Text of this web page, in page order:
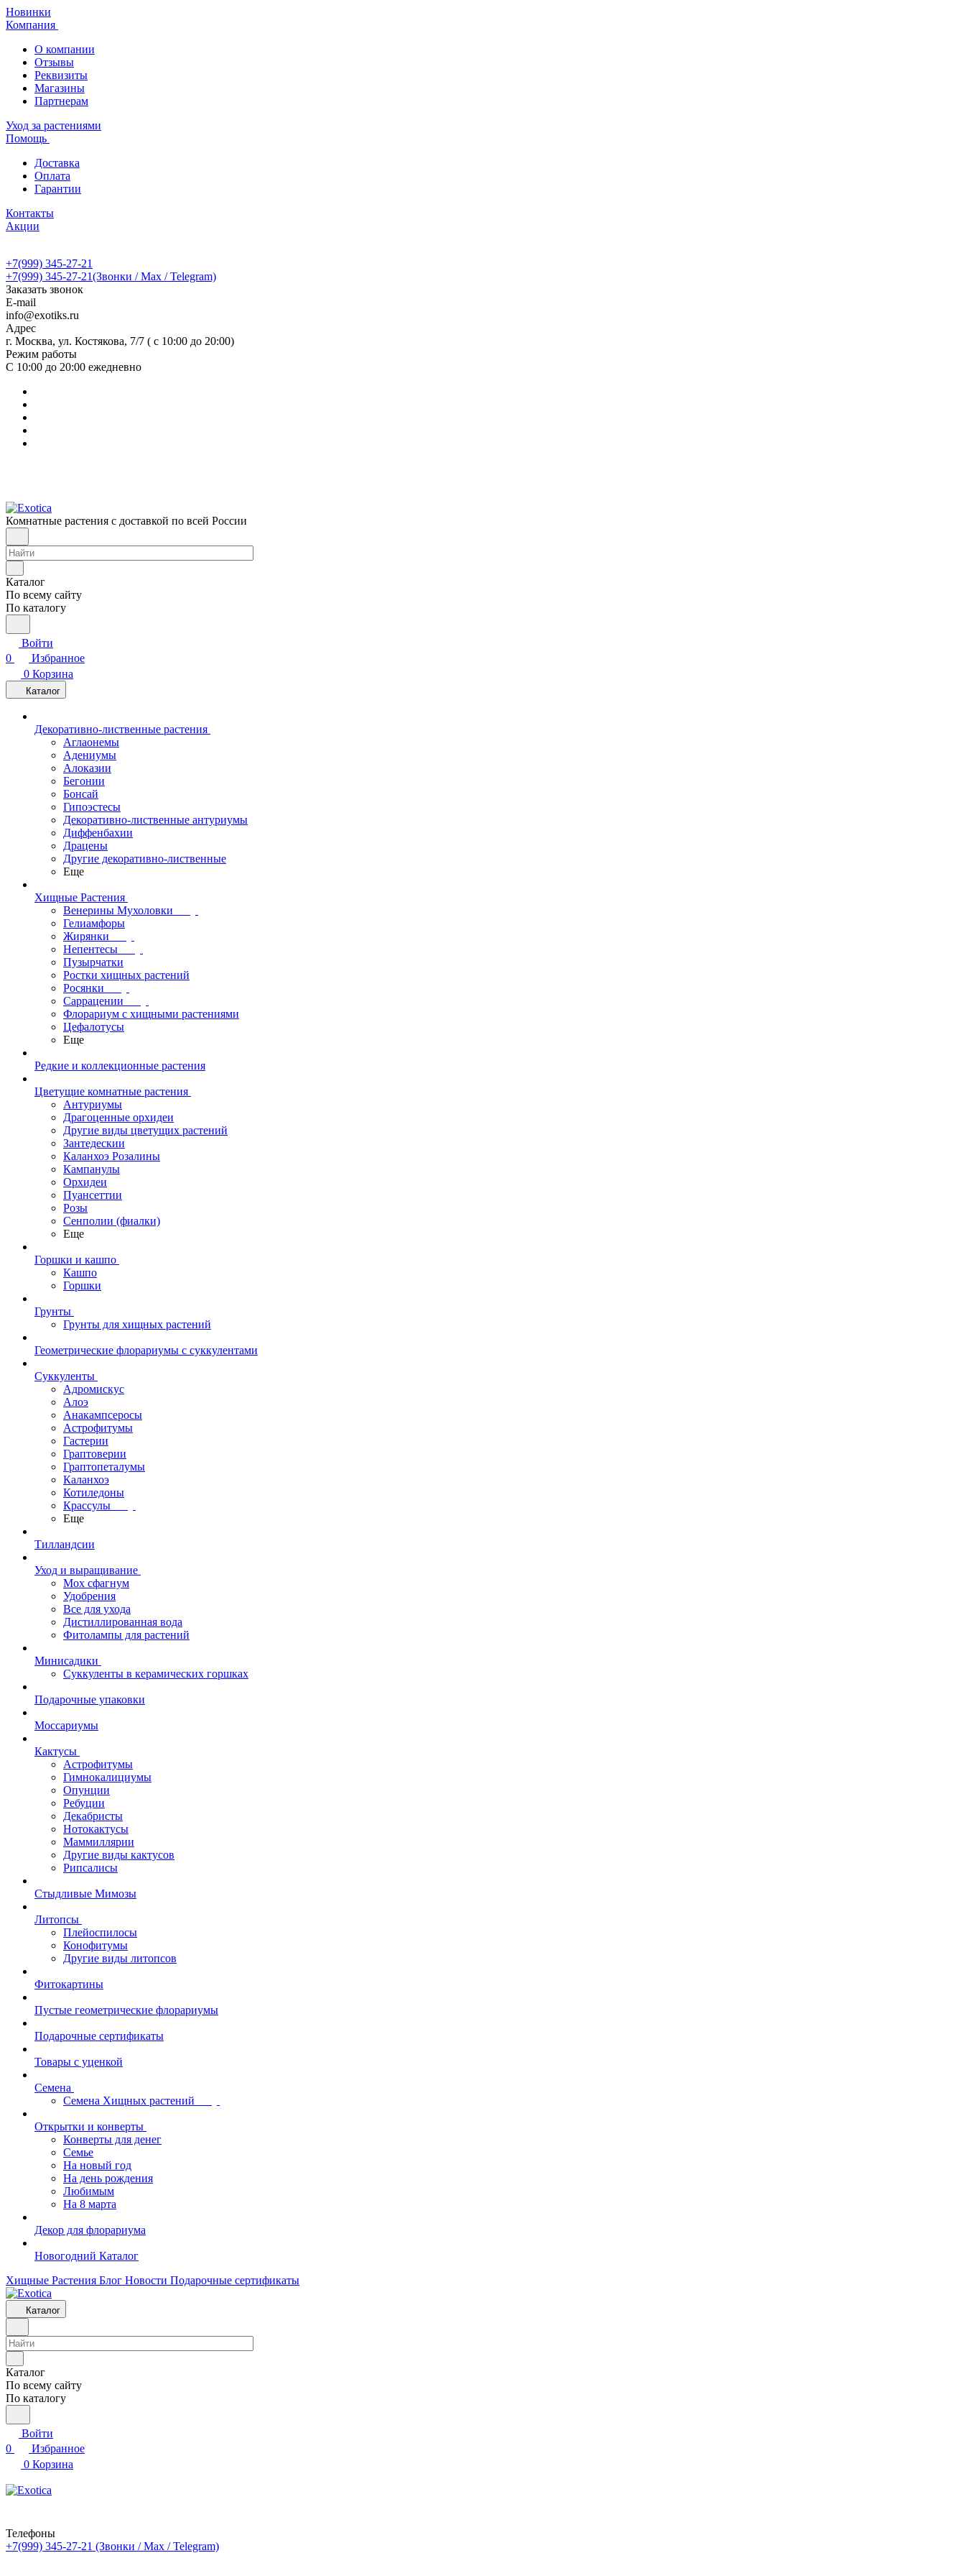
Новинки
Компания
О компании
Отзывы
Реквизиты
Магазины
Партнерам
Уход за растениями
Помощь
Доставка
Оплата
Гарантии
Контакты
Акции
+7(999) 345-27-21
+7(999) 345-27-21(Звонки / Max / Telegram)
Заказать звонок
E-mail
info@exotiks.ru
Адрес
г. Москва, ул. Костякова, 7/7 ( с 10:00 до 20:00)
Режим работы
С 10:00 до 20:00 ежедневно
Комнатные растения с доставкой по всей России
Каталог
По всему сайту
По каталогу
Войти
0
Избранное
0 Корзина
Каталог
Декоративно-лиственные растения
Аглаонемы
Адениумы
Алоказии
Бегонии
Бонсай
Гипоэстесы
Декоративно-лиственные антуриумы
Диффенбахии
Драцены
Другие декоративно-лиственные
Еще
Хищные Растения
Венерины Мухоловки
Гелиамфоры
Жирянки
Непентесы
Пузырчатки
Ростки хищных растений
Росянки
Саррацении
Флорариум с хищными растениями
Цефалотусы
Еще
Редкие и коллекционные растения
Цветущие комнатные растения
Антуриумы
Драгоценные орхидеи
Другие виды цветущих растений
Зантедескии
Каланхоэ Розалины
Кампанулы
Орхидеи
Пуансеттии
Розы
Сенполии (фиалки)
Еще
Горшки и кашпо
Кашпо
Горшки
Грунты
Грунты для хищных растений
Геометрические флорариумы с суккулентами
Суккуленты
Адромискус
Алоэ
Анакампсеросы
Астрофитумы
Гастерии
Граптоверии
Граптопеталумы
Каланхоэ
Котиледоны
Крассулы
Еще
Тилландсии
Уход и выращивание
Мох сфагнум
Удобрения
Все для ухода
Дистиллированная вода
Фитолампы для растений
Минисадики
Суккуленты в керамических горшках
Подарочные упаковки
Моссариумы
Кактусы
Астрофитумы
Гимнокалициумы
Опунции
Ребуции
Декабристы
Нотокактусы
Маммиллярии
Другие виды кактусов
Рипсалисы
Стыдливые Мимозы
Литопсы
Плейоспилосы
Конофитумы
Другие виды литопсов
Фитокартины
Пустые геометрические флорариумы
Подарочные сертификаты
Товары с уценкой
Семена
Семена Хищных растений
Открытки и конверты
Конверты для денег
Семье
На новый год
На день рождения
Любимым
На 8 марта
Декор для флорариума
Новогодний Каталог
Хищные Растения Блог Новости Подарочные сертификаты
Каталог
Каталог
По всему сайту
По каталогу
Войти
0
Избранное
0 Корзина
Телефоны
+7(999) 345-27-21 (Звонки / Max / Telegram)